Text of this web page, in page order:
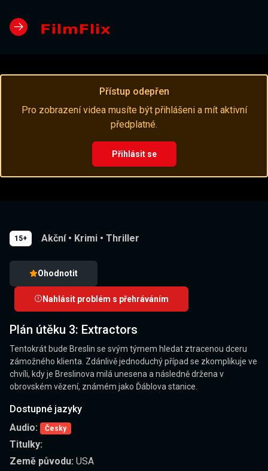
Přístup odepřen
Pro zobrazení videa musíte být přihlášeni a mít aktivní
předplatné.
Přihlásit se
15+ Akční • Krimi • Thriller
Ohodnotit
Nahlásit problém s přehráváním
Plán útěku 3: Extractors
Tentokrát bude Breslin se svým týmem hledat ztracenou dceru
zámožného klienta. Zdánlivě jednoduchý případ se zkomplikuje ve
chvíli, kdy je Breslinova milá unesena a následně držena v
obrovském vězení, známém jako Ďáblova stanice.
Dostupné jazyky
Audio:
Česky
Titulky:
Země původu: USA